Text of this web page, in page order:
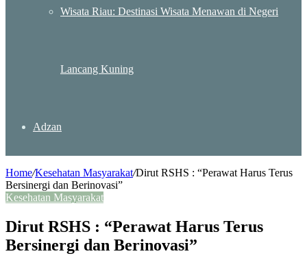
Wisata Riau: Destinasi Wisata Menawan di Negeri
Lancang Kuning
Adzan
Home/Kesehatan Masyarakat/Dirut RSHS : “Perawat Harus Terus
Bersinergi dan Berinovasi”
Kesehatan Masyarakat
Dirut RSHS : “Perawat Harus Terus
Bersinergi dan Berinovasi”